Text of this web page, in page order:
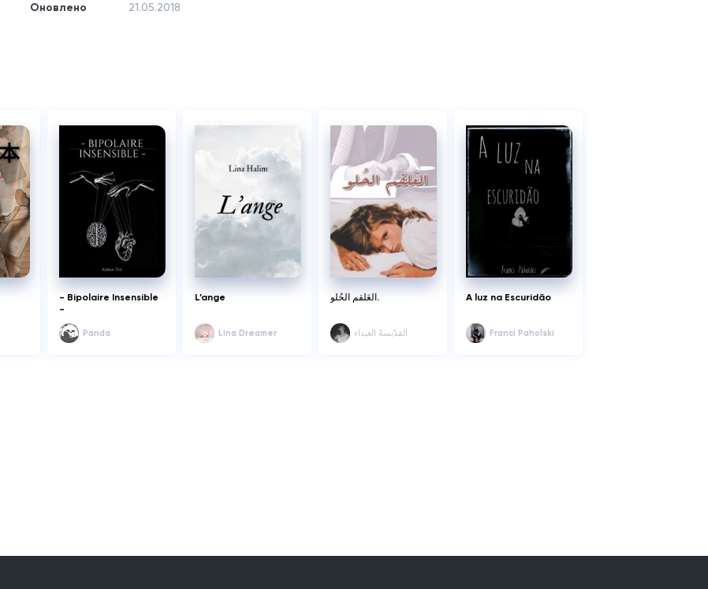
Оновлено
21.05.2018
- Bipolaire Insensible
-
Panda
L’ange
Lina Dreamer
العَلقم الحُلو.
القدّيسةُ الغيداء
A luz na Escuridão
Franci Paholski